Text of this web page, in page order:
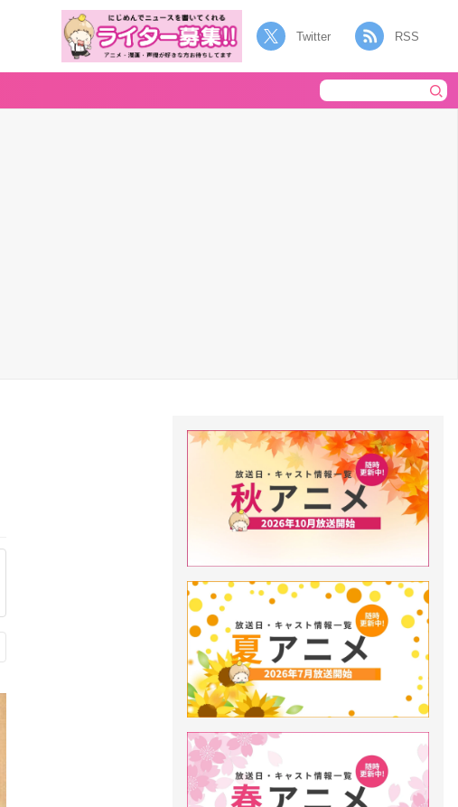
Twitter RSS